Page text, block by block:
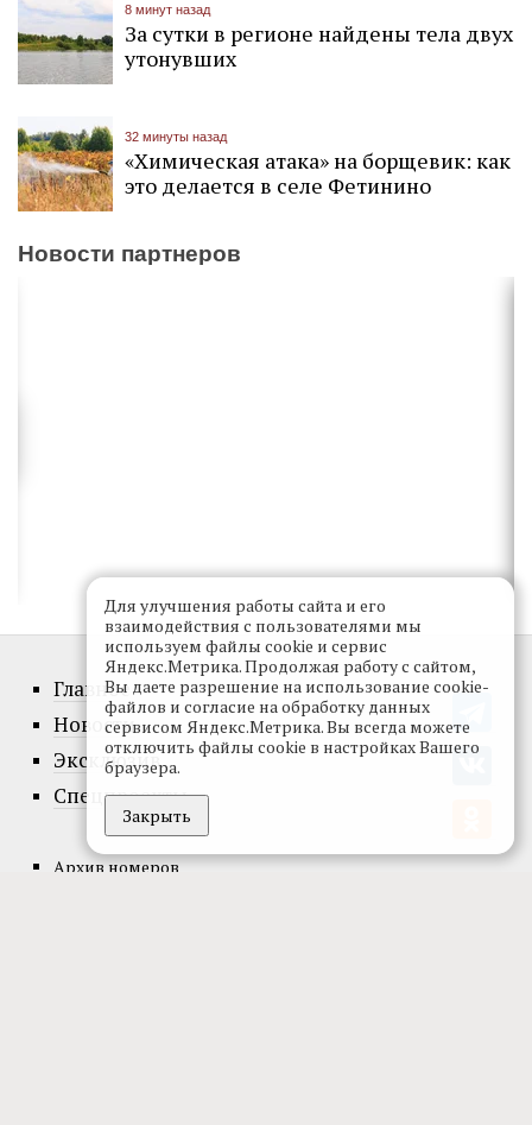
8 минут назад
За сутки в регионе найдены тела двух
утонувших
32 минуты назад
«Химическая атака» на борщевик: как
это делается в селе Фетинино
Новости партнеров
Главное
Новости
Эксклюзив
Спецпроекты
Архив номеров
Для улучшения работы сайта и его
взаимодействия с пользователями мы
используем файлы cookie и сервис
Яндекс.Метрика. Продолжая работу с сайтом,
Вы даете разрешение на использование cookie-
файлов и согласие на обработку данных
сервисом Яндекс.Метрика. Вы всегда можете
отключить файлы cookie в настройках Вашего
браузера.
Закрыть